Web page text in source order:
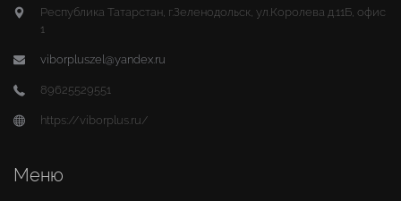
Республика Татарстан, г.Зеленодольск, ул.Королева д.11Б, офис
1
viborpluszel@yandex.ru
89625529551
https://viborplus.ru/
Меню